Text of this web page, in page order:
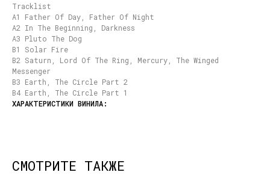
Tracklist
A1 Father Of Day, Father Of Night
A2 In The Beginning, Darkness
A3 Pluto The Dog
B1 Solar Fire
B2 Saturn, Lord Of The Ring, Mercury, The Winged
Messenger
B3 Earth, The Circle Part 2
B4 Earth, The Circle Part 1
СМОТРИТЕ ТАКЖЕ